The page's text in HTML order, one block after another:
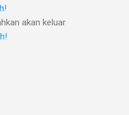
akan keluar